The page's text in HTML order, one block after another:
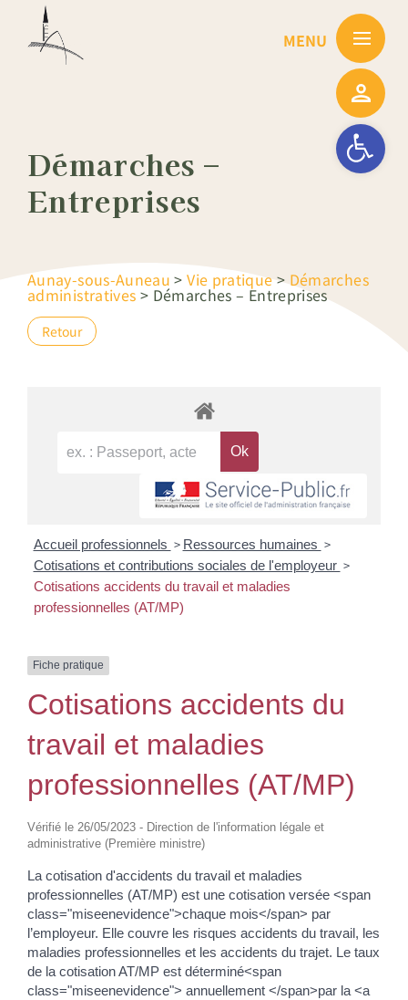
Ouvrir la
Démarches –
Entreprises
Aunay-sous-Auneau >Vie pratique>Démarches
administratives > Démarches – Entreprises
Retour
Accueil professionnels > Ressources humaines >
Cotisations et contributions sociales de l'employeur >
Cotisations accidents du travail et maladies
professionnelles (AT/MP)
Fiche pratique
Cotisations accidents du
travail et maladies
professionnelles (AT/MP)
Vérifié le 26/05/2023 - Direction de l'information légale et
administrative (Première ministre)
La cotisation d'accidents du travail et maladies
professionnelles (AT/MP) est une cotisation versée <span
class="miseenevidence">chaque mois</span> par
l’employeur. Elle couvre les risques accidents du travail, les
maladies professionnelles et les accidents du trajet. Le taux
de la cotisation AT/MP est déterminé<span
class="miseenevidence"> annuellement </span>par la <a